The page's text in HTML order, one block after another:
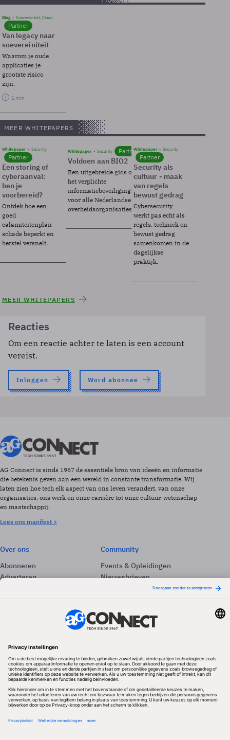
Blog Soevereinteit, Cloud
Partner
Van legacy naar
soevereiniteit
Waarom je oude
applicaties je
grootste risico
zijn.
1 min
MEER WHITEPAPERS
Whitepaper Security
Partner
Een storing of
cyberaanval:
ben je
voorbereid?
Ontdek hoe een
goed
calamiteitenplan
schade beperkt en
herstel versnelt.
Whitepaper Security Partner
Voldoen aan BIO2
Een uitgebreide gids over BIO2,
het verplichte
informatiebeveiligingsframework
voor alle Nederlandse
overheidsorganisaties.
Whitepaper Security
Partner
Security als
cultuur - maak
van regels
bewust gedrag
Cybersecurity
werkt pas echt als
regels, techniek en
bewust gedrag
samenkomen in de
dagelijkse
praktijk.
MEER WHITEPAPERS
Reacties
Om een reactie achter te laten is een account
vereist.
Inloggen Word abonnee
AG Connect is sinds 1967 de essentiële bron van ideeën en informatie
die betekenis geven aan een wereld in constante transformatie. Wij
laten zien hoe tech elk aspect van ons leven verandert, van onze
organisaties, ons werk en onze carrière tot onze cultuur, wetenschap
en maatschappij.
Lees ons manifest >
Over ons
Abonneren
Adverteren
Community
Events & Opleidingen
Nieuwsbrieven
Volg ons
Redactionele partner